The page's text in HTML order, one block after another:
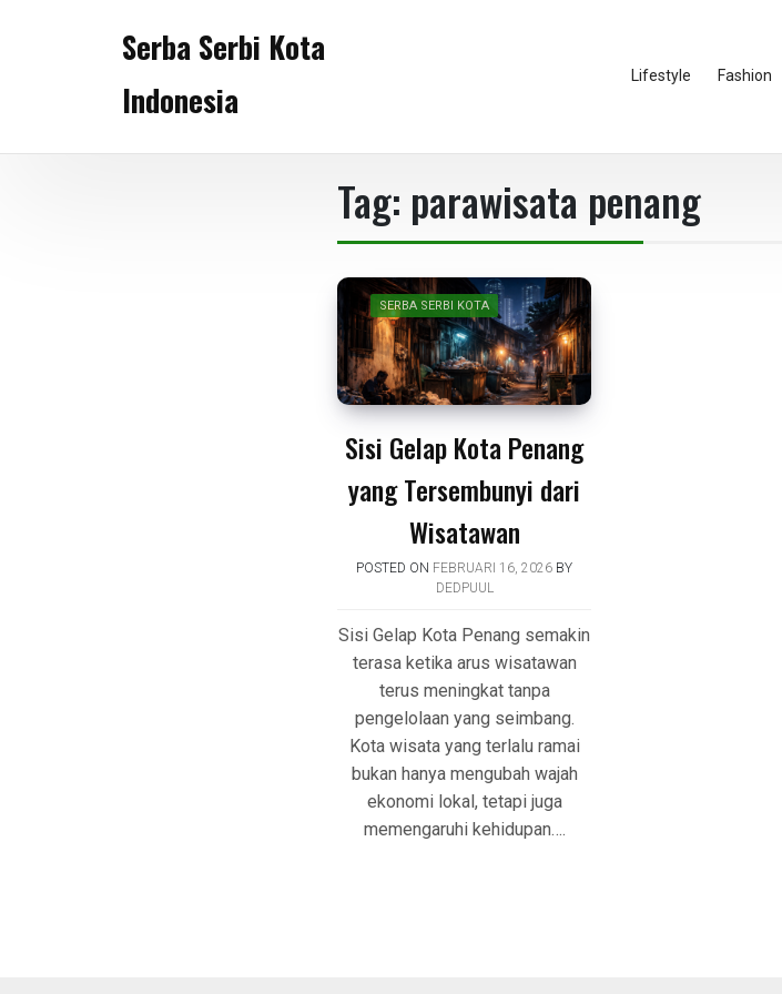
Serba Serbi Kota
Indonesia
Lifestyle Fashion
Tag: parawisata penang
SERBA SERBI KOTA
Sisi Gelap Kota Penang
yang Tersembunyi dari
Wisatawan
POSTED ON FEBRUARI 16, 2026 BY
DEDPUUL
Sisi Gelap Kota Penang semakin
terasa ketika arus wisatawan
terus meningkat tanpa
pengelolaan yang seimbang.
Kota wisata yang terlalu ramai
bukan hanya mengubah wajah
ekonomi lokal, tetapi juga
memengaruhi kehidupan….